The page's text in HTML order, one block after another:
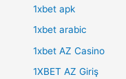
1xbet apk
1xbet arabic
1xbet AZ Casino
1XBET AZ Giriş